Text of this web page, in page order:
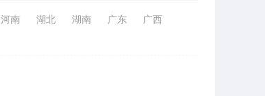
河南 湖北 湖南 广东
广西